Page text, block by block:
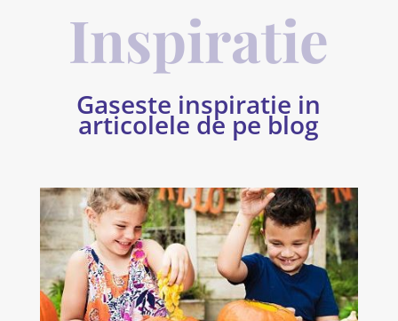
Inspiratie
Gaseste inspiratie in
articolele de pe blog